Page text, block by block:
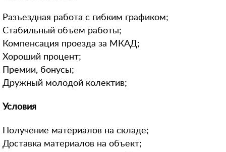
8 (962) 966-**-*7
899984***13
8 (964) 290-**-*3
Разъездная работа с гибким графиком;
Стабильный объем работы;
Компенсация проезда за МКАД;
Хороший процент;
Премии, бонусы;
Дружный молодой колектив;
Условия
Получение материалов на складе;
Доставка материалов на объект;